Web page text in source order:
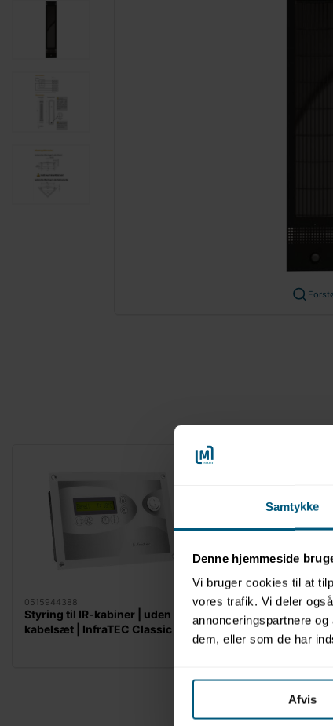
Samtykke
Denne hjemmeside
Vi bruger cookies til at
vores trafik. Vi deler
annonceringspartnere
dem, eller som de har
Afvis
0515944388
Styring til IR-kabiner | uden
kabelsæt | InfraTEC Classic |
0515944334
Styring til IR-
kabelsæt |
EOS